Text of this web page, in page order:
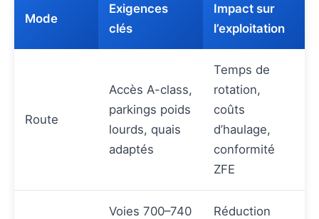
Mode
Exigences
clés
Impact sur
l’exploitation
Route
Accès A-class,
parkings poids
lourds, quais
adaptés
Temps de
rotation,
coûts
d’haulage,
conformité
ZFE
Voies 700–740
Réduction